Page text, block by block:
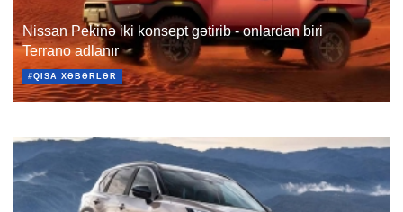
Nissan Pekinə iki konsept gətirib - onlardan biri
Terrano adlanır
#QISA XƏBƏRLƏR